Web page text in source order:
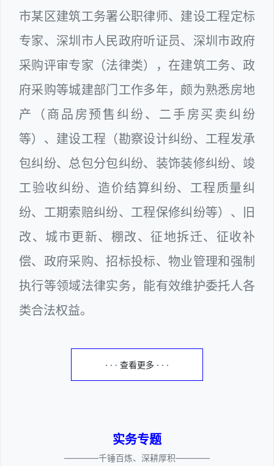
市某区建筑工务署公职律师、建设工程定标
专家、深圳市人民政府听证员、深圳市政府
采购评审专家（法律类），在建筑工务、政
府采购等城建部门工作多年，颇为熟悉房地
产（商品房预售纠纷、二手房买卖纠纷
等）、建设工程（勘察设计纠纷、工程发承
包纠纷、总包分包纠纷、装饰装修纠纷、竣
工验收纠纷、造价结算纠纷、工程质量纠
纷、工期索赔纠纷、工程保修纠纷等）、旧
改、城市更新、棚改、征地拆迁、征收补
偿、政府采购、招标投标、物业管理和强制
执行等领域法律实务，能有效维护委托人各
类合法权益。
· · · 查看更多 · · ·
实务专题
————千锤百炼、深耕厚积————